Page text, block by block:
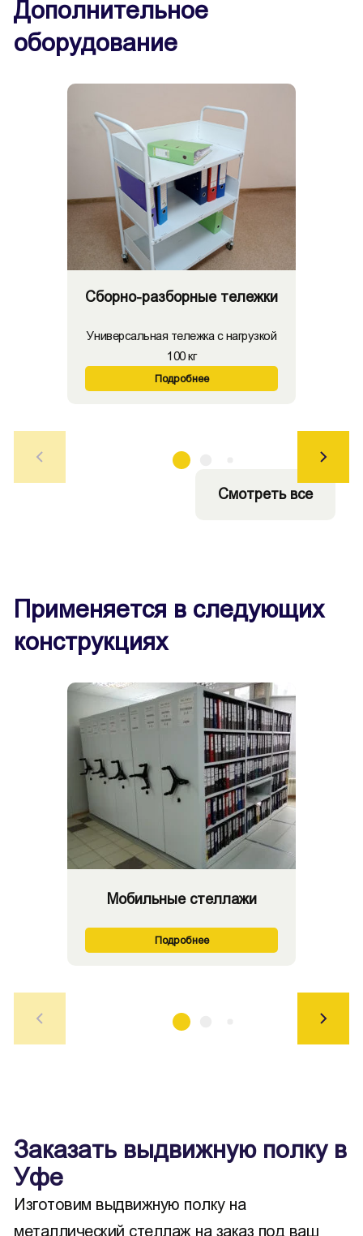
Дополнительное
оборудование
Сборно-разборные тележки
Универсальная тележка с нагрузкой
100 кг
Подробнее
Смотреть все
Применяется в следующих
конструкциях
Мобильные стеллажи
Подробнее
Заказать выдвижную полку в
Уфе
Изготовим выдвижную полку на
металлический стеллаж на заказ под ваш